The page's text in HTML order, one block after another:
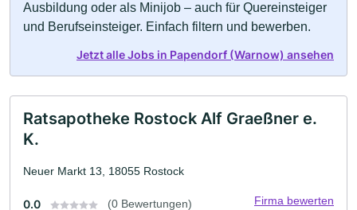
Ausbildung oder als Minijob – auch für Quereinsteiger
und Berufseinsteiger. Einfach filtern und bewerben.
Jetzt alle Jobs in Papendorf (Warnow) ansehen
Ratsapotheke Rostock Alf Graeßner e.
K.
Neuer Markt 13, 18055 Rostock
0.0 (0 Bewertungen) Firma bewerten